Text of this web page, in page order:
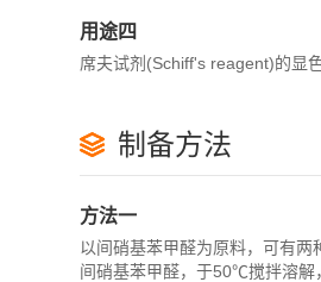
用途四
席夫试剂(Schiff's reagent)的显
制备方法
方法一
以间硝基苯甲醛为原料，可有
间硝基苯甲醛，于50℃搅拌溶解